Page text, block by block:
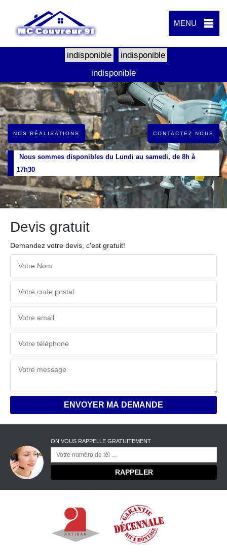
MENU
indisponible
indisponible
indisponible
NOS RÉALISATIONS CONTACTEZ NOUS
Nous sommes disponibles du Lundi au samedi, de 8h à
17h30
Devis gratuit
Demandez votre devis, c'est gratuit!
ON VOUS RAPPELLE GRATUITEMENT